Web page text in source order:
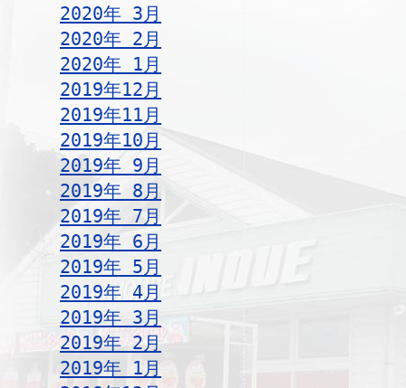
2020年 3月
2020年 2月
2020年 1月
2019年12月
2019年11月
2019年10月
2019年 9月
2019年 8月
2019年 7月
2019年 6月
2019年 5月
2019年 4月
2019年 3月
2019年 2月
2019年 1月